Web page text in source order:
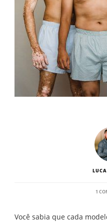
1
Você sabia que cada